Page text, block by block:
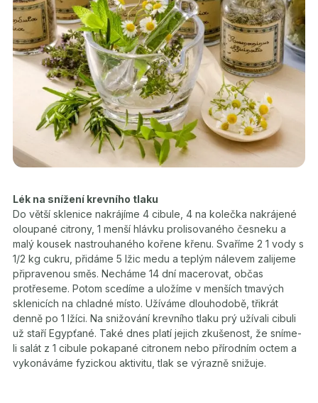
Lék na snížení krevního tlaku
Do větší sklenice nakrájíme 4 cibule, 4 na kolečka nakrájené
oloupané citrony, 1 menší hlávku prolisovaného česneku a
malý kousek nastrouhaného kořene křenu. Svaříme 2 1 vody s
1/2 kg cukru, přidáme 5 lžic medu a teplým nálevem zalijeme
připravenou směs. Necháme 14 dní macerovat, občas
protřeseme. Potom scedíme a uložíme v menších tmavých
sklenicích na chladné místo. Užíváme dlouhodobě, třikrát
denně po 1 lžíci. Na snižování krevního tlaku prý užívali cibuli
už staří Egypťané. Také dnes platí jejich zkušenost, že sníme-
li salát z 1 cibule pokapané citronem nebo přírodním octem a
vykonáváme fyzickou aktivitu, tlak se výrazně snižuje.